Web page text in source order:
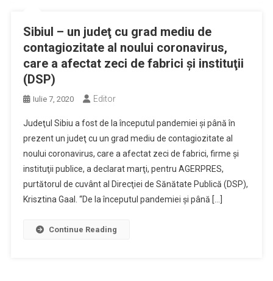
Sibiul – un judeţ cu grad mediu de
contagiozitate al noului coronavirus,
care a afectat zeci de fabrici şi instituţii
(DSP)
Iulie 7, 2020 Editor
Judeţul Sibiu a fost de la începutul pandemiei şi până în
prezent un judeţ cu un grad mediu de contagiozitate al
noului coronavirus, care a afectat zeci de fabrici, firme şi
instituţii publice, a declarat marţi, pentru AGERPRES,
purtătorul de cuvânt al Direcţiei de Sănătate Publică (DSP),
Krisztina Gaal. “De la începutul pandemiei şi până […]
Continue Reading